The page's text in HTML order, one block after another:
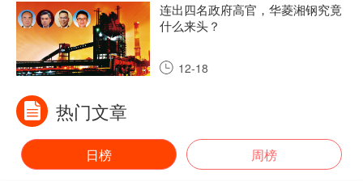
连出四名政府高官，华菱湘钢究竟
什么来头？
12-18
热门文章
日榜 周榜